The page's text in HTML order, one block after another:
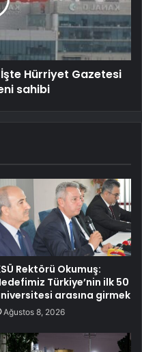
Hürriyet Gazetesi
sahibi
Rektörü Okumuş:
Türkiye’nin ilk 50
arasına girmek
Ağustos 8, 2026